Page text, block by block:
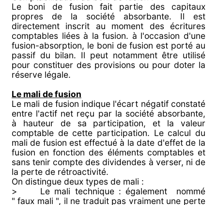
Le boni de fusion fait partie des capitaux
propres de la société absorbante. Il est
directement inscrit au moment des écritures
comptables liées à la fusion. à l'occasion d'une
fusion-absorption, le boni de fusion est porté au
passif du bilan. Il peut notamment être utilisé
pour constituer des provisions ou pour doter la
réserve légale.
Le mali de fusion
Le mali de fusion indique l'écart négatif constaté
entre l'actif net reçu par la société absorbante,
à hauteur de sa participation, et la valeur
comptable de cette participation. Le calcul du
mali de fusion est effectué à la date d'effet de la
fusion en fonction des éléments comptables et
sans tenir compte des dividendes à verser, ni de
la perte de rétroactivité.
On distingue deux types de mali :
> Le mali technique : également nommé
" faux mali ", il ne traduit pas vraiment une perte